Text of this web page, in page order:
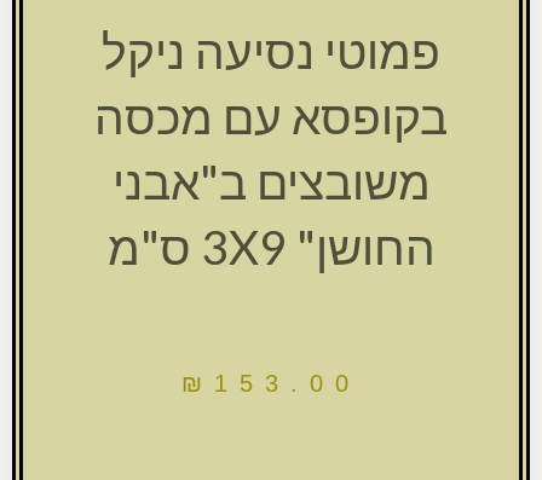
פמוטי נסיעה ניקל
בקופסא עם מכסה
משובצים ב"אבני
החושן" 3X9 ס"מ
₪153.00